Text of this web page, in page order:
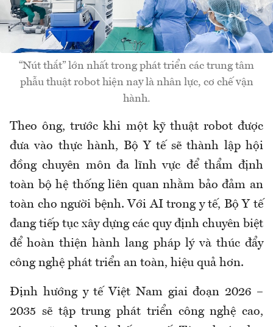
“Nút thắt” lớn nhất trong phát triển các trung tâm
phẫu thuật robot hiện nay là nhân lực, cơ chế vận
hành.
Theo ông, trước khi một kỹ thuật robot được
đưa vào thực hành, Bộ Y tế sẽ thành lập hội
đồng chuyên môn đa lĩnh vực để thẩm định
toàn bộ hệ thống liên quan nhằm bảo đảm an
toàn cho người bệnh. Với AI trong y tế, Bộ Y tế
đang tiếp tục xây dựng các quy định chuyên biệt
để hoàn thiện hành lang pháp lý và thúc đẩy
công nghệ phát triển an toàn, hiệu quả hơn.
Định hướng y tế Việt Nam giai đoạn 2026 –
2035 sẽ tập trung phát triển công nghệ cao,